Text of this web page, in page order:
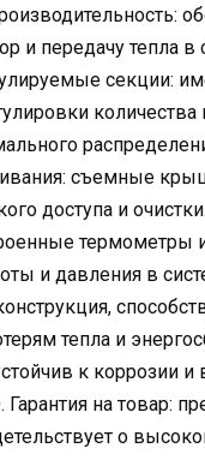
и передачу тепла в
секции:
съемные
доступа и
термометры
и давления в
тепла и
к коррозии
на товар:
о